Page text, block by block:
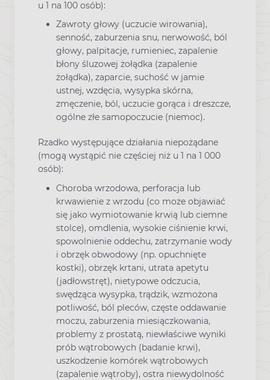
u 1 na 100 osób):
Zawroty głowy (uczucie wirowania),
senność, zaburzenia snu, nerwowość, ból
głowy, palpitacje, rumieniec, zapalenie
błony śluzowej żołądka (zapalenie
żołądka), zaparcie, suchość w jamie
ustnej, wzdęcia, wysypka skórna,
zmęczenie, ból, uczucie gorąca i dreszcze,
ogólne złe samopoczucie (niemoc).
Rzadko występujące działania niepożądane
(mogą wystąpić nie częściej niż u 1 na 1 000
osób):
Choroba wrzodowa, perforacja lub
krwawienie z wrzodu (co może objawiać
się jako wymiotowanie krwią lub ciemne
stolce), omdlenia, wysokie ciśnienie krwi,
spowolnienie oddechu, zatrzymanie wody
i obrzęk obwodowy (np. opuchnięte
kostki), obrzęk krtani, utrata apetytu
(jadłowstręt), nietypowe odczucia,
swędząca wysypka, trądzik, wzmożona
potliwość, ból pleców, częste oddawanie
moczu, zaburzenia miesiączkowania,
problemy z prostatą, niewłaściwe wyniki
prób wątrobowych (badanie krwi),
uszkodzenie komórek wątrobowych
(zapalenie wątroby), ostra niewydolność